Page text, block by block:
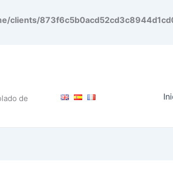
clients/
de